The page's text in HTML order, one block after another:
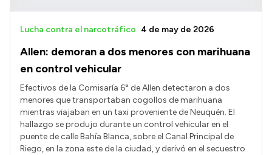
Allen: demoran a dos menores con marihuana
en control vehicular
Lucha contra el narcotráfico 4 de may de 2026
Efectivos de la Comisaría 6° de Allen detectaron a dos
menores que transportaban cogollos de marihuana
mientras viajaban en un taxi proveniente de Neuquén. El
hallazgo se produjo durante un control vehicular en el
puente de calle Bahía Blanca, sobre el Canal Principal de
Riego, en la zona este de la ciudad, y derivó en el secuestro